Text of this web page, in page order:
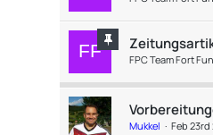
FPC Team Fort Fun
Mukkel Feb 23rd